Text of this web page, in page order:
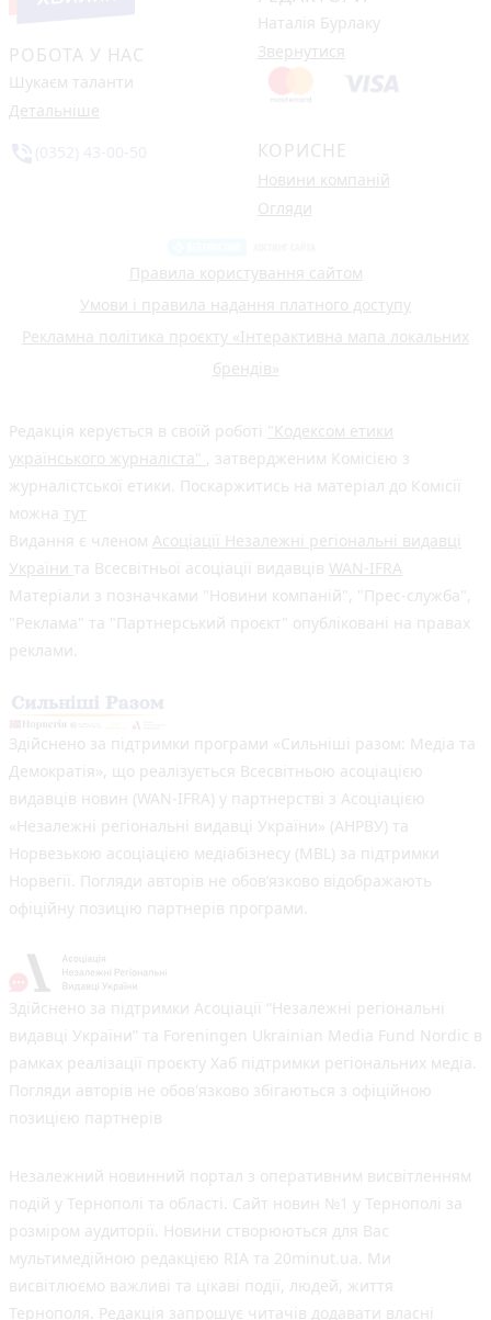
РОБОТА У НАС
Шукаєм таланти
Детальніше
Наталія Бурлаку
Звернутися
КОРИСНЕ
Новини компаній
Огляди
Правила користування сайтом
Умови і правила надання платного доступу
Рекламна політика проєкту «Інтерактивна мапа локальних
брендів»
Редакція керується в своїй роботі "Кодексом етики
українського журналіста" , затвердженим Комісією з
журналістської етики. Поскаржитись на матеріал до Комісії
можна тут
Видання є членом Асоціації Незалежні регіональні видавці
України та Всесвітньої асоціації видавців WAN-IFRA
Матеріали з позначками "Новини компаній", "Прес-служба",
"Реклама" та "Партнерський проєкт" опубліковані на правах
реклами.
Здійснено за підтримки програми «Сильніші разом: Медіа та
Демократія», що реалізується Всесвітньою асоціацією
видавців новин (WAN-IFRA) у партнерстві з Асоціацією
«Незалежні регіональні видавці України» (АНРВУ) та
Норвезькою асоціацією медіабізнесу (MBL) за підтримки
Норвегії. Погляди авторів не обов’язково відображають
офіційну позицію партнерів програми.
Здійснено за підтримки Асоціації “Незалежні регіональні
видавці України” та Foreningen Ukrainian Media Fund Nordic в
рамках реалізації проєкту Хаб підтримки регіональних медіа.
Погляди авторів не обов'язково збігаються з офіційною
позицією партнерів
Незалежний новинний портал з оперативним висвітленням
подій у Тернополі та області. Сайт новин №1 у Тернополі за
розміром аудиторії. Новини створюються для Вас
мультимедійною редакцією RIA та 20minut.ua. Ми
висвітлюємо важливі та цікаві події, людей, життя
Тернополя. Редакція запрошує читачів додавати власні